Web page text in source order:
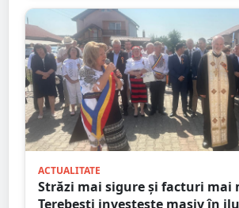
ACTUALITATE
Străzi mai sigure și facturi mai
Terebești investește masiv în